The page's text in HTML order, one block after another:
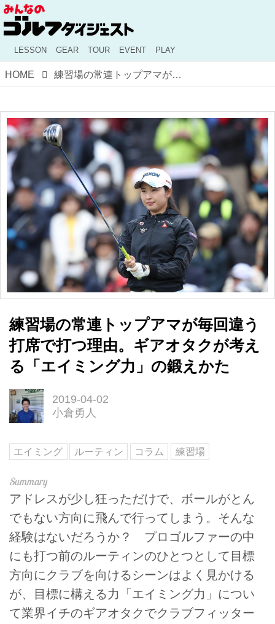
LESSON GEAR TOUR EVENT PLAY
HOME 練習場の常連トップアマが毎回違う打席で打つ理由。ギアオタクが考える「エイミング力」の鍛えかた
練習場の常連トップアマが毎回違う
打席で打つ理由。ギアオタクが考え
る「エイミング力」の鍛えかた
2019-04-02
小倉勇人
エイミング ルーティン コラム 練習場
アドレスが少し狂っただけで、ボールがとん
でもない方向に飛んで行ってしまう。そんな
経験はないだろうか？ プロゴルファーの中
にも打つ前のルーティンのひとつとして目標
方向にクラブを向けるシーンはよく見かける
が、目標に構える力「エイミング力」につい
て業界イチのギアオタクでクラブフィッター